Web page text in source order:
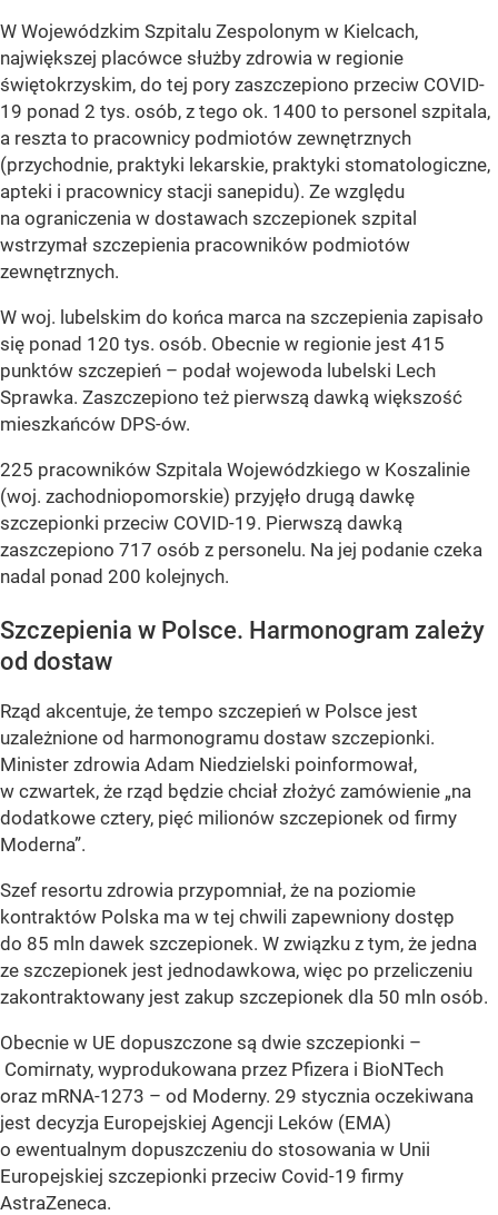
W Wojewódzkim Szpitalu Zespolonym w Kielcach,
największej placówce służby zdrowia w regionie
świętokrzyskim, do tej pory zaszczepiono przeciw COVID-
19 ponad 2 tys. osób, z tego ok. 1400 to personel szpitala,
a reszta to pracownicy podmiotów zewnętrznych
(przychodnie, praktyki lekarskie, praktyki stomatologiczne,
apteki i pracownicy stacji sanepidu). Ze względu
na ograniczenia w dostawach szczepionek szpital
wstrzymał szczepienia pracowników podmiotów
zewnętrznych.
W woj. lubelskim do końca marca na szczepienia zapisało
się ponad 120 tys. osób. Obecnie w regionie jest 415
punktów szczepień – podał wojewoda lubelski Lech
Sprawka. Zaszczepiono też pierwszą dawką większość
mieszkańców DPS-ów.
225 pracowników Szpitala Wojewódzkiego w Koszalinie
(woj. zachodniopomorskie) przyjęło drugą dawkę
szczepionki przeciw COVID-19. Pierwszą dawką
zaszczepiono 717 osób z personelu. Na jej podanie czeka
nadal ponad 200 kolejnych.
Szczepienia w Polsce. Harmonogram zależy
od dostaw
Rząd akcentuje, że tempo szczepień w Polsce jest
uzależnione od harmonogramu dostaw szczepionki.
Minister zdrowia Adam Niedzielski poinformował,
w czwartek, że rząd będzie chciał złożyć zamówienie „na
dodatkowe cztery, pięć milionów szczepionek od firmy
Moderna”.
Szef resortu zdrowia przypomniał, że na poziomie
kontraktów Polska ma w tej chwili zapewniony dostęp
do 85 mln dawek szczepionek. W związku z tym, że jedna
ze szczepionek jest jednodawkowa, więc po przeliczeniu
zakontraktowany jest zakup szczepionek dla 50 mln osób.
Obecnie w UE dopuszczone są dwie szczepionki –
Comirnaty, wyprodukowana przez Pfizera i BioNTech
oraz mRNA-1273 – od Moderny. 29 stycznia oczekiwana
jest decyzja Europejskiej Agencji Leków (EMA)
o ewentualnym dopuszczeniu do stosowania w Unii
Europejskiej szczepionki przeciw Covid-19 firmy
AstraZeneca.